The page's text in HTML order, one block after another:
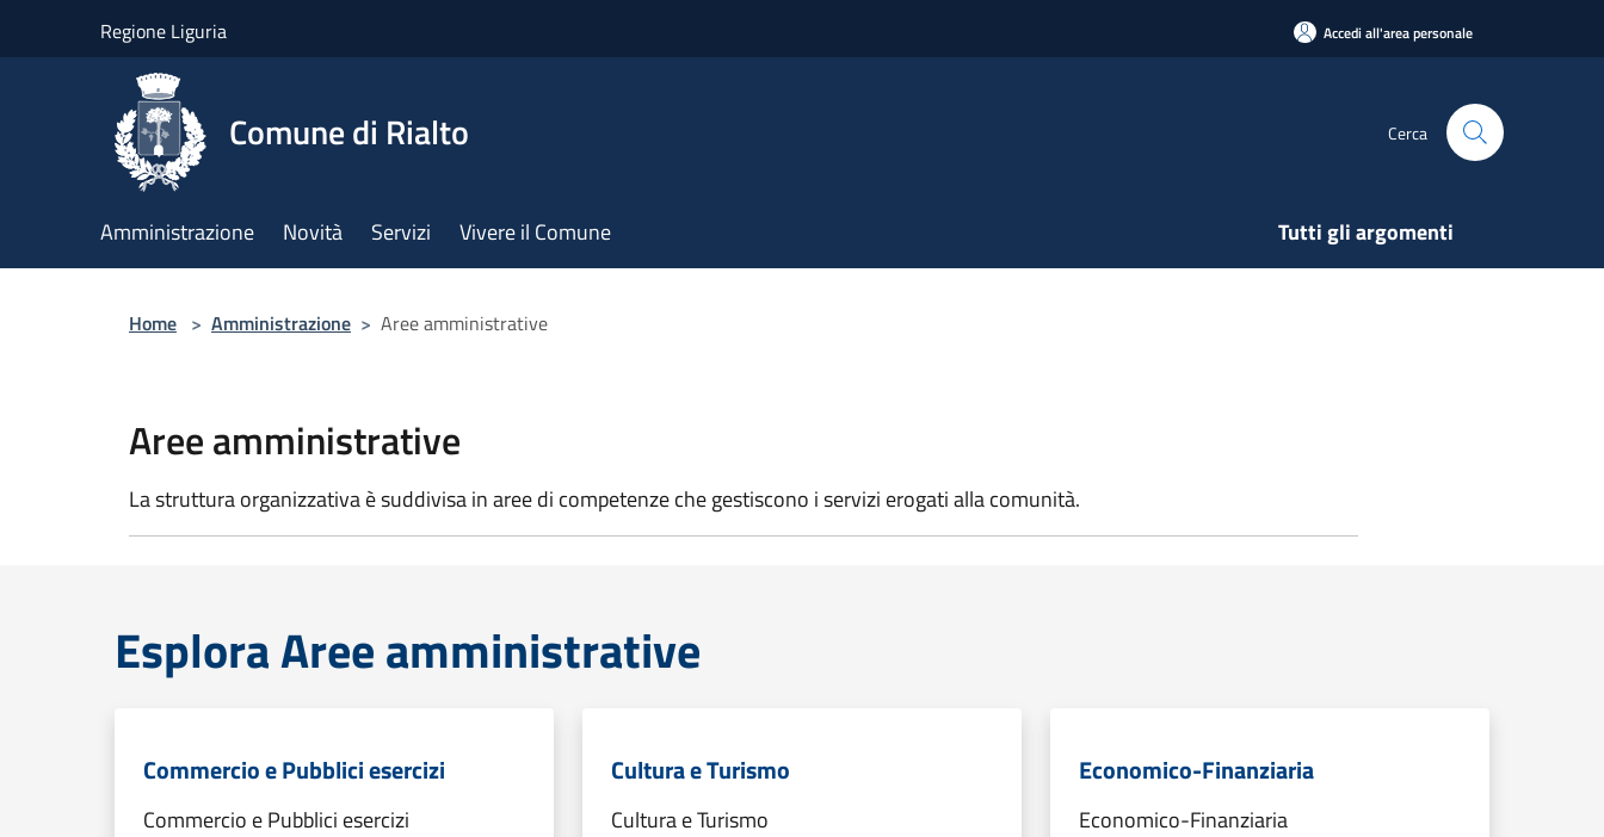
Regione Liguria Accedi all'area personale
Comune di Rialto Cerca
Amministrazione Novità Servizi Vivere il Comune Tutti gli argomenti
Home > Amministrazione > Aree amministrative
Aree amministrative
La struttura organizzativa è suddivisa in aree di competenze che gestiscono i servizi erogati alla comunità.
Esplora Aree amministrative
Commercio e Pubblici esercizi
Commercio e Pubblici esercizi
Cultura e Turismo
Cultura e Turismo
Economico-Finanziaria
Economico-Finanziaria